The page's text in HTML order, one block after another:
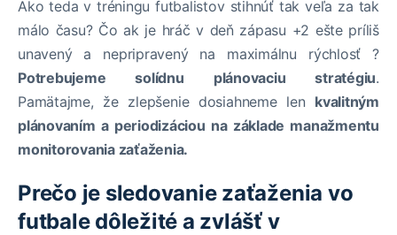
Ako teda v tréningu futbalistov stihnúť tak veľa za tak
málo času? Čo ak je hráč v deň zápasu +2 ešte príliš
unavený a nepripravený na maximálnu rýchlosť ?
Potrebujeme solídnu plánovaciu stratégiu.
Pamätajme, že zlepšenie dosiahneme len kvalitným
plánovaním a periodizáciou na základe manažmentu
monitorovania zaťaženia.
Prečo je sledovanie zaťaženia vo
futbale dôležité a zvlášť v